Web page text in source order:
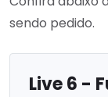
sendo pedido.
Live 6 -